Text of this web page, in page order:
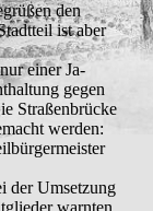
den
ist aber
einer Ja-
gegen
Straßenbrücke
werden:
der Umsetzung